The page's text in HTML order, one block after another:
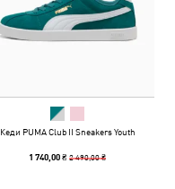
Кеди PUMA Club II Sneakers Youth
1 740,00 ₴2 490,00 ₴